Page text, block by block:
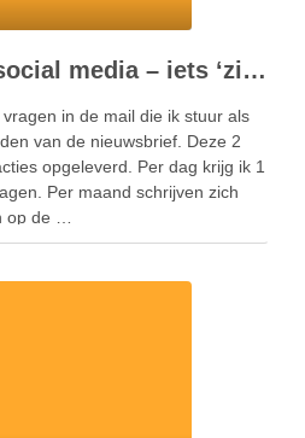
Tone of voice in social media – iets ‘zinvols’ zeggen op Twitter
in de mail die ik stuur als
van de nieuwsbrief. Deze 2
opgeleverd. Per dag krijg ik 1
Per maand schrijven zich
op de …